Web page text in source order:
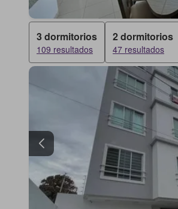
3 dormitorios
109 resultados
2 dormitorios
47 resultados